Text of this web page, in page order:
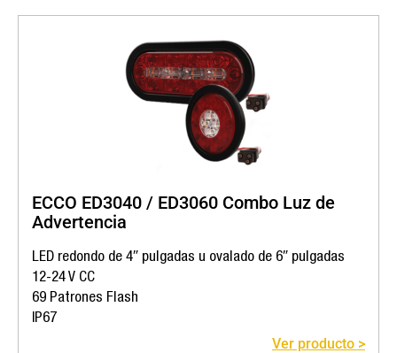
ECCO ED3040 / ED3060 Combo Luz de
Advertencia
LED redondo de 4″ pulgadas u ovalado de 6″ pulgadas
12-24 V CC
69 Patrones Flash
IP67
Ver producto >